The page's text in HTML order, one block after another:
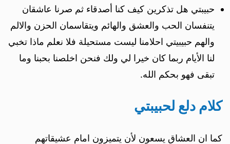
حبيبتي هل تذكرين كيف كنا أصدقاء ثم صرنا عاشقان
يتنفسان الحب والعشق والهائم ويتقاسمان الحزن والالم
والهم حبيبيتي احلامنا ليست مستحيلة فلا نعلم ماذا تخبي
لنا الأيام ربما كان خيرا لي ولك فنحن اخلصنا بحبنا وما
تبقى فهو بحكم الله.
كلام دلع لحبيبتي
كما ان العشاق يسعون لأن يتميزون امام عشيقاتهم